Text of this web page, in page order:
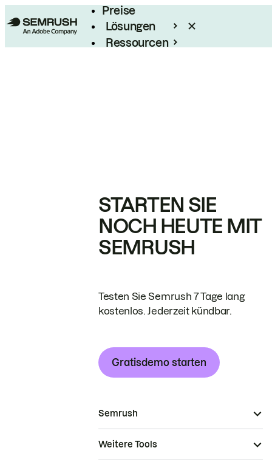
Preise
Lösungen
Ressourcen
STARTEN SIE
NOCH HEUTE MIT
SEMRUSH
Testen Sie Semrush 7 Tage lang
kostenlos. Jederzeit kündbar.
Gratisdemo starten
Semrush
Weitere Tools